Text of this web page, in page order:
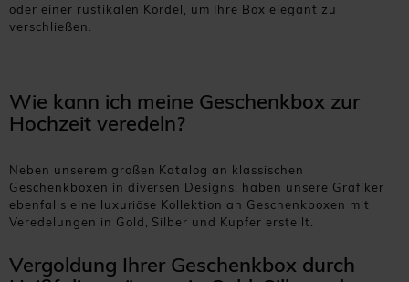
oder einer rustikalen Kordel, um Ihre Box elegant zu
verschließen.
Wie kann ich meine Geschenkbox zur
Hochzeit veredeln?
Neben unserem großen Katalog an klassischen
Geschenkboxen in diversen Designs, haben unsere Grafiker
ebenfalls eine luxuriöse Kollektion an Geschenkboxen mit
Veredelungen in Gold, Silber und Kupfer erstellt.
Vergoldung Ihrer Geschenkbox durch